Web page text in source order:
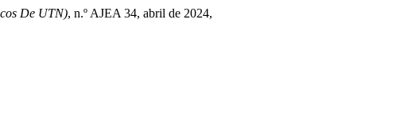
De UTN), n.º AJEA 34, abril de 2024,